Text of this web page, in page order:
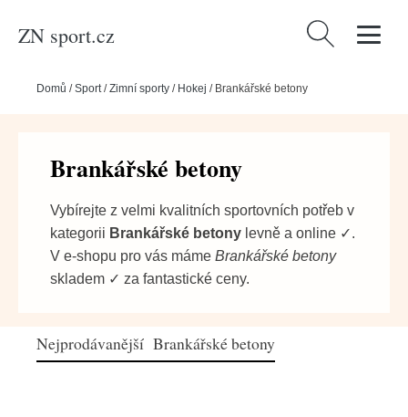
ZN sport.cz Vyhledávání
Domů /Sport/Zimní sporty / Hokej / Brankářské betony
Brankářské betony
Vybírejte z velmi kvalitních sportovních potřeb v
kategorii Brankářské betony levně a online ✓.
V e-shopu pro vás máme Brankářské betony
skladem ✓ za fantastické ceny.
Nejprodávanější Brankářské betony